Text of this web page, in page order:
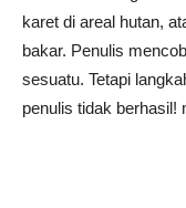
karet di areal hutan,
bakar. Penulis
sesuatu. Tetapi
penulis tidak berhasil!